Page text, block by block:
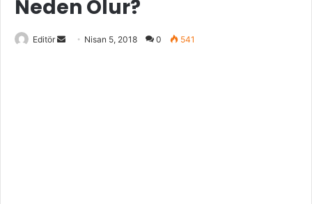
Neden Olur?
Editör
Bir
Nisan 5, 2018 0 541